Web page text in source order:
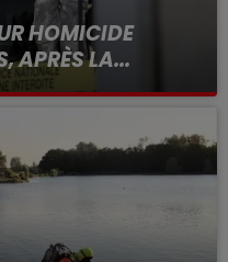
HOMICIDE
APRÈS LA...
le logement servait